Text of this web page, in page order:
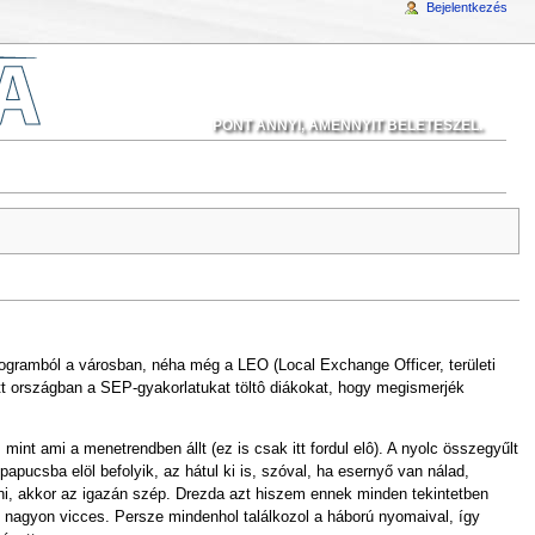
PONT ANNYI, AMENNYIT BELETESZEL.
a városban, néha még a LEO (Local Exchange Officer, területi
a SEP-gyakorlatukat töltô diákokat, hogy megismerjék
ami a menetrendben állt (ez is csak itt fordul elô). A nyolc összegyűlt
elöl befolyik, az hátul ki is, szóval, ha esernyő van nálad,
akkor az igazán szép. Drezda azt hiszem ennek minden tekintetben
vicces. Persze mindenhol találkozol a háború nyomaival, így
Bejelentkezés